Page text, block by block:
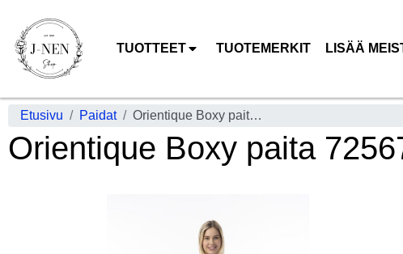
TUOTTEET TUOTEMERKIT LISÄÄ
Etusivu Paidat Orientique Boxy paita 72567 Scenic Digital Japani maisema kuosi
Orientique Boxy paita